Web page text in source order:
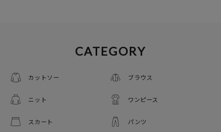
CATEGORY
カットソー ブラウス
ニット ワンピース
スカート パンツ